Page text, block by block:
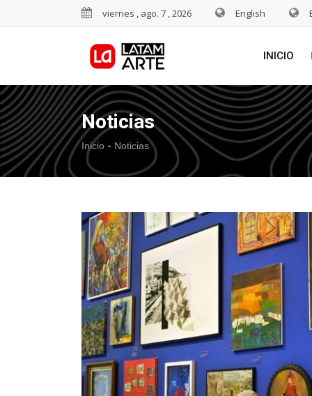
viernes , ago. 7 , 2026 English
INICIO
Noticias
Inicio - Noticias